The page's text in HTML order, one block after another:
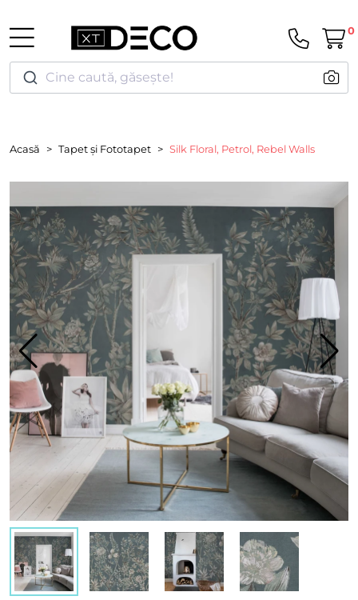
Cine caută, găsește!
0
Acasă Tapet și Fototapet Silk Floral, Petrol, Rebel Walls